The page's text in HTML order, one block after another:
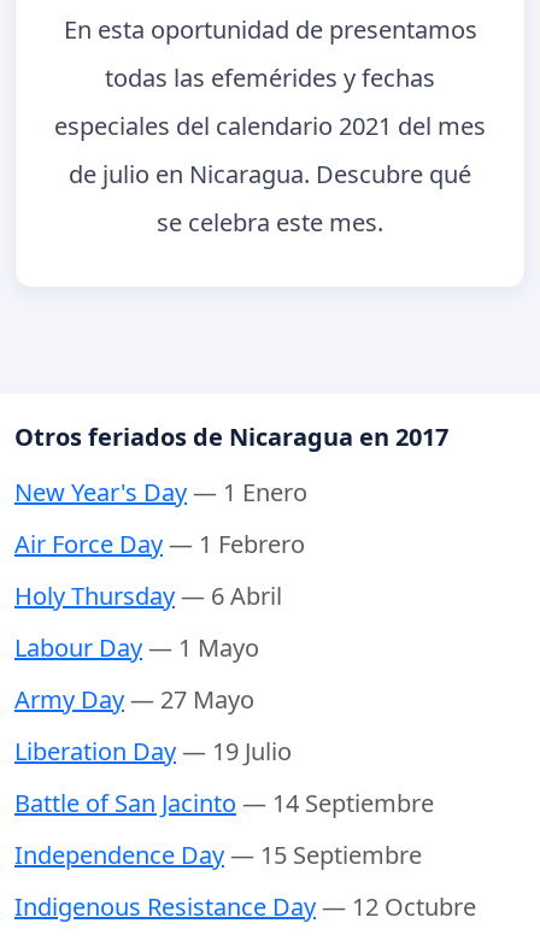
En esta oportunidad de presentamos
todas las efemérides y fechas
especiales del calendario 2021 del mes
de julio en Nicaragua. Descubre qué
se celebra este mes.
Otros feriados de Nicaragua en 2017
New Year's Day— 1 Enero
Air Force Day— 1 Febrero
Holy Thursday— 6 Abril
Labour Day— 1 Mayo
Army Day— 27 Mayo
Liberation Day— 19 Julio
Battle of San Jacinto — 14 Septiembre
Independence Day— 15 Septiembre
Indigenous Resistance Day— 12 Octubre